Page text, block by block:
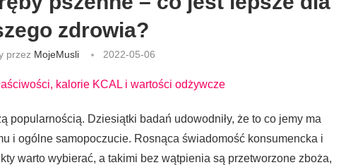
zdrowia?
przez MojeMusli 2022-05-06
popularnością. Dziesiątki badań udowodniły, że to co jemy ma
i ogólne samopoczucie. Rosnąca świadomość konsumencka i
warto wybierać, a takimi bez wątpienia są przetworzone zboża,